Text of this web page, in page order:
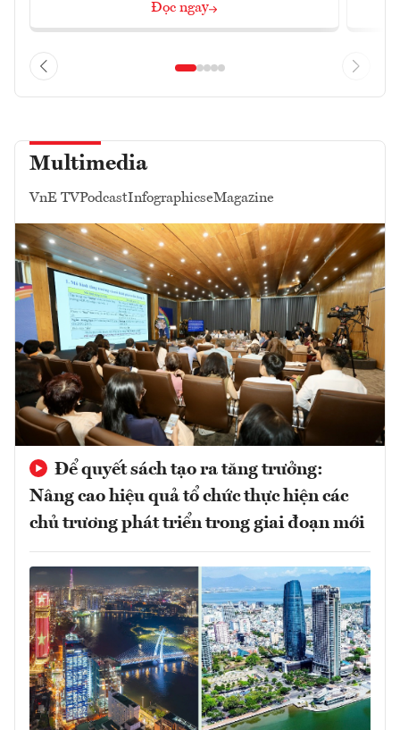
Đọc ngay
Multimedia
VnE TVPodcastInfographicseMagazine
Để quyết sách tạo ra tăng trưởng:
Nâng cao hiệu quả tổ chức thực hiện các
chủ trương phát triển trong giai đoạn mới